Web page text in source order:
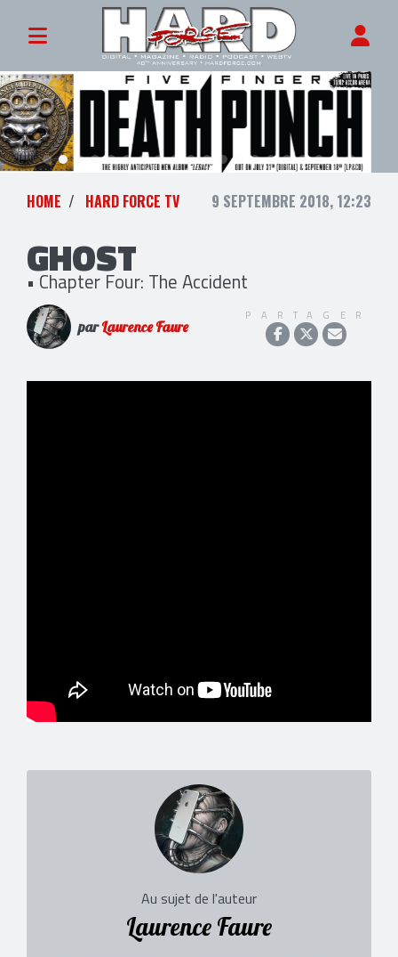
HOME HARD FORCE TV 9 SEPTEMBRE 2018, 12:23
GHOST
• Chapter Four: The Accident
parLaurence Faure
PARTAGER
Au sujet de l'auteur
Laurence Faure